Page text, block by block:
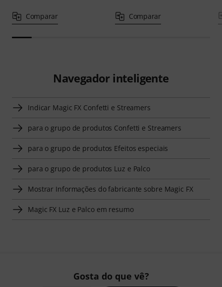
Comparar Comparar
Navegador inteligente
Indicar Magic FX Confetti e Streamers
para o grupo de produtos Confetti e Streamers
para o grupo de produtos Efeitos especiais
para o grupo de produtos Luz e Palco
Mostrar Informações do fabricante sobre Magic FX
Magic FX Luz e Palco em resumo
Gosta do que vê?